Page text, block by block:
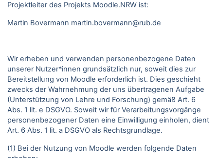
Projektleiter des Projekts Moodle.NRW ist:
Martin Bovermann martin.bovermann@rub.de
Wir erheben und verwenden personenbezogene Daten
unserer Nutzer*innen grundsätzlich nur, soweit dies zur
Bereitstellung von Moodle erforderlich ist. Dies geschieht
zwecks der Wahrnehmung der uns übertragenen Aufgabe
(Unterstützung von Lehre und Forschung) gemäß Art. 6
Abs. 1 lit. e DSGVO. Soweit wir für Verarbeitungsvorgänge
personenbezogener Daten eine Einwilligung einholen, dient
Art. 6 Abs. 1 lit. a DSGVO als Rechtsgrundlage.
(1) Bei der Nutzung von Moodle werden folgende Daten